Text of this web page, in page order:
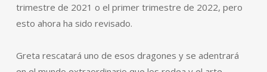
trimestre de 2021 o el primer trimestre de 2022, pero
esto ahora ha sido revisado.
Greta rescatará uno de esos dragones y se adentrará